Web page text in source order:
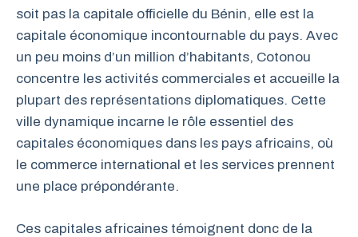
soit pas la capitale officielle du Bénin, elle est la
capitale économique incontournable du pays. Avec
un peu moins d’un million d’habitants, Cotonou
concentre les activités commerciales et accueille la
plupart des représentations diplomatiques. Cette
ville dynamique incarne le rôle essentiel des
capitales économiques dans les pays africains, où
le commerce international et les services prennent
une place prépondérante.
Ces capitales africaines témoignent donc de la